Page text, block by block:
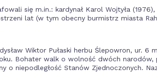
się m.in.: kardynał Karol Wojtyła
lat (w tym obecny burmistrz miasta
Wiktor Pułaski herbu Ślepowron, ur.
Bohater walk o wolność dwóch
o niepodległość Stanów Zjednoczonych.